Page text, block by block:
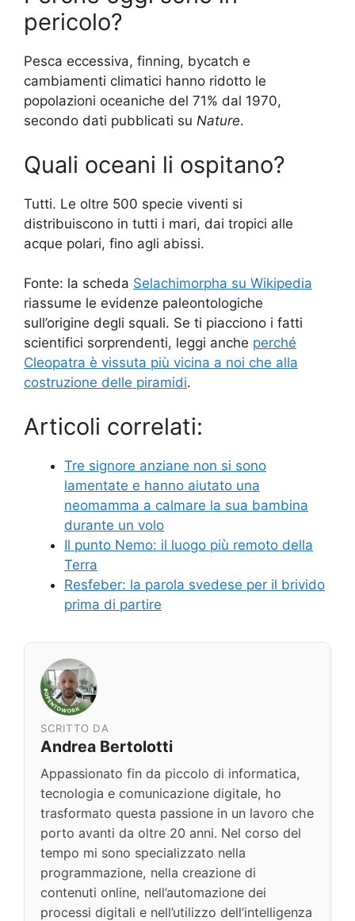
pericolo?
Pesca eccessiva, finning, bycatch e
cambiamenti climatici hanno ridotto le
popolazioni oceaniche del 71% dal 1970,
secondo dati pubblicati su Nature.
Quali oceani li ospitano?
Tutti. Le oltre 500 specie viventi si
distribuiscono in tutti i mari, dai tropici alle
acque polari, fino agli abissi.
Fonte: la scheda Selachimorpha su Wikipedia
riassume le evidenze paleontologiche
sull’origine degli squali. Se ti piacciono i fatti
scientifici sorprendenti, leggi anche perché
Cleopatra è vissuta più vicina a noi che alla
costruzione delle piramidi.
Articoli correlati:
Tre signore anziane non si sono
lamentate e hanno aiutato una
neomamma a calmare la sua bambina
durante un volo
Il punto Nemo: il luogo più remoto della
Terra
Resfeber: la parola svedese per il brivido
prima di partire
SCRITTO DA
Andrea Bertolotti
Appassionato fin da piccolo di informatica,
tecnologia e comunicazione digitale, ho
trasformato questa passione in un lavoro che
porto avanti da oltre 20 anni. Nel corso del
tempo mi sono specializzato nella
programmazione, nella creazione di
contenuti online, nell’automazione dei
processi digitali e nell’utilizzo dell’intelligenza